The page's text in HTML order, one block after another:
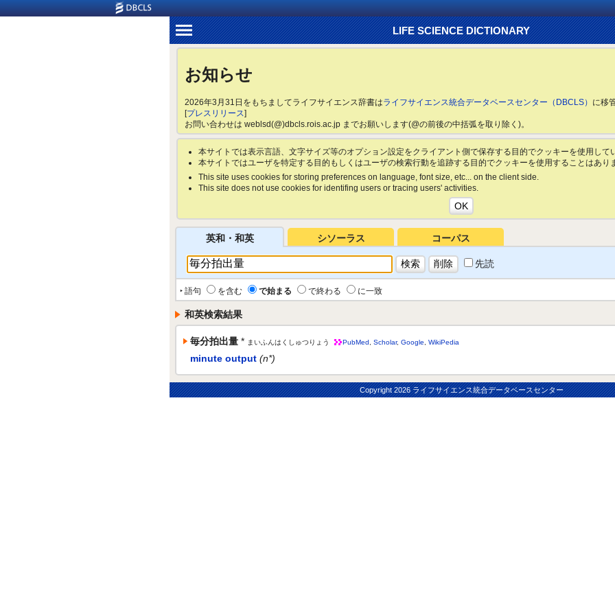
LIFE SCIENCE DICTIONARY
お知らせ
2026年3月31日をもちましてライフサイエンス辞書はライフサイエンス統合データベースセンター（DBCLS） に移
[プレスリリース]
お問い合わせは weblsd(@)dbcls.rois.ac.jp までお願いします(@の前後の中括弧を取り除く)。
本サイトでは表示言語、文字サイズ等のオプション設定をクライアント側で保存する目的でクッキーを使用して
本サイトではユーザを特定する目的もしくはユーザの検索行動を追跡する目的でクッキーを使用することはあり
This site uses cookies for storing preferences on language, font size, etc... on the client side.
This site does not use cookies for identifing users or tracing users' activities.
英和・和英 シソーラス コーパス
先読
‣ 語句 を含む で始まる で終わる
に一致
和英検索結果
毎分拍出量 * まいふんはくしゅつりょう PubMed Scholar, Google WikiPedia
minute output (n*)
Copyright2026 ライフサイエンス統合データベースセンター